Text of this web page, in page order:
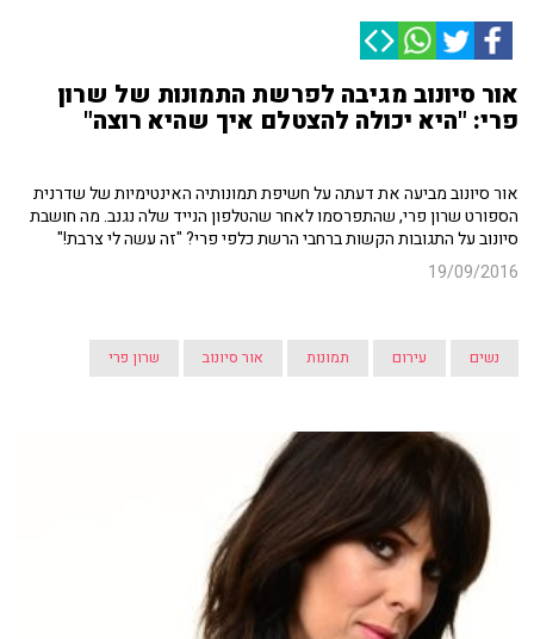
אור סיונוב מגיבה לפרשת התמונות של שרון
פרי: "היא יכולה להצטלם איך שהיא רוצה"
אור סיונוב מביעה את דעתה על חשיפת תמונותיה האינטימיות של שדרנית
הספורט שרון פרי, שהתפרסמו לאחר שהטלפון הנייד שלה נגנב. מה חושבת
סיונוב על התגובות הקשות ברחבי הרשת כלפי פרי? "זה עשה לי צרבת!"
19/09/2016
נשים עירום תמונות אור סיונוב שרון פרי